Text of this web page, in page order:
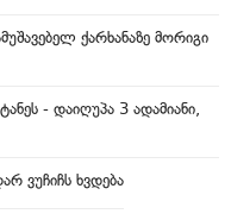
ქარხანაზე მორიგი
- დაიღუპა 3 ადამიანი,
ვუჩიჩს ხვდება